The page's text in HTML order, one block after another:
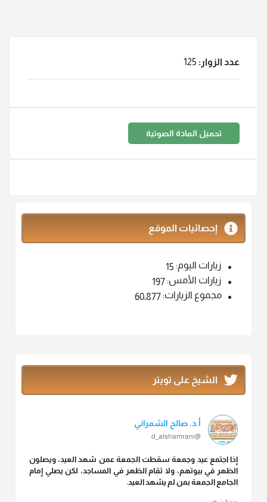
عدد الزوار: 125
تحميل المادة الصوتية
إحصائيات الموقع
زيارات اليوم: 15
زيارات الأمس: 197
مجموع الزيارات: 60٬877
الشيخ على تويتر
أ.د. صالح الشمراني
@d_alshamrani
إذا اجتمع عيد وجمعة سقطت الجمعة عمن شهد العيد، ويصلون
الظهر في بيوتهم، ولا تقام الظهر في المساجد، لكن يصلي إمام
الجامع الجمعة بمن لم يشهد العيد.